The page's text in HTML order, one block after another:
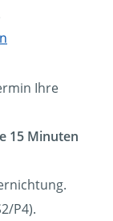
Ihre
15 Minuten
P4).